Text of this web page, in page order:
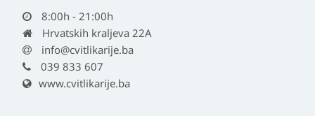
8:00h - 21:00h
Hrvatskih kraljeva 22A
info@cvitlikarije.ba
039 833 607
www.cvitlikarije.ba